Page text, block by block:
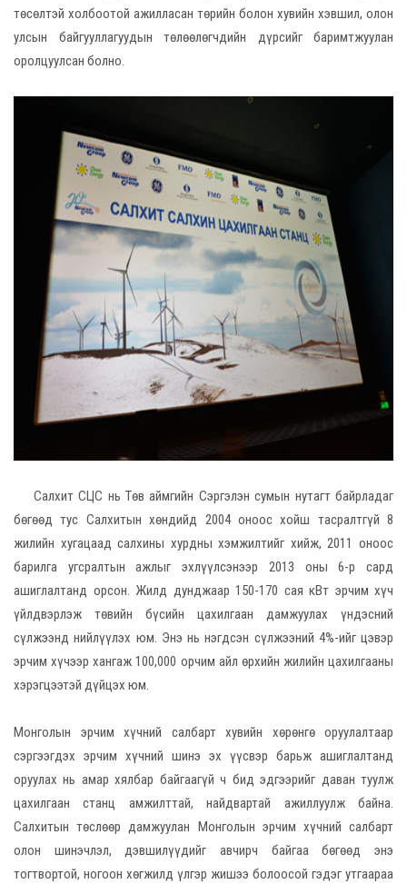
төсөлтэй холбоотой ажилласан төрийн болон хувийн хэвшил, олон
улсын байгууллагуудын төлөөлөгчдийн дүрсийг баримтжуулан
оролцуулсан болно.
Салхит СЦС нь Төв аймгийн Сэргэлэн сумын нутагт байрладаг
бөгөөд тус Салхитын хөндийд 2004 оноос хойш тасралтгүй 8
жилийн хугацаад салхины хурдны хэмжилтийг хийж, 2011 оноос
барилга угсралтын ажлыг эхлүүлсэнээр 2013 оны 6-р сард
ашиглалтанд орсон. Жилд дунджаар 150-170 сая кВт эрчим хүч
үйлдвэрлэж төвийн бүсийн цахилгаан дамжуулах үндэсний
сүлжээнд нийлүүлэх юм. Энэ нь нэгдсэн сүлжээний 4%-ийг цэвэр
эрчим хүчээр хангаж 100,000 орчим айл өрхийн жилийн цахилгааны
хэрэгцээтэй дүйцэх юм.
Монголын эрчим хүчний салбарт хувийн хөрөнгө оруулалтаар
сэргээгдэх эрчим хүчний шинэ эх үүсвэр барьж ашиглалтанд
оруулах нь амар хялбар байгаагүй ч бид эдгээрийг даван туулж
цахилгаан станц амжилттай, найдвартай ажиллуулж байна.
Салхитын төслөөр дамжуулан Монголын эрчим хүчний салбарт
олон шинэчлэл, дэвшилүүдийг авчирч байгаа бөгөөд энэ
тогтвортой, ногоон хөгжилд үлгэр жишээ болоосой гэдэг утгаараа